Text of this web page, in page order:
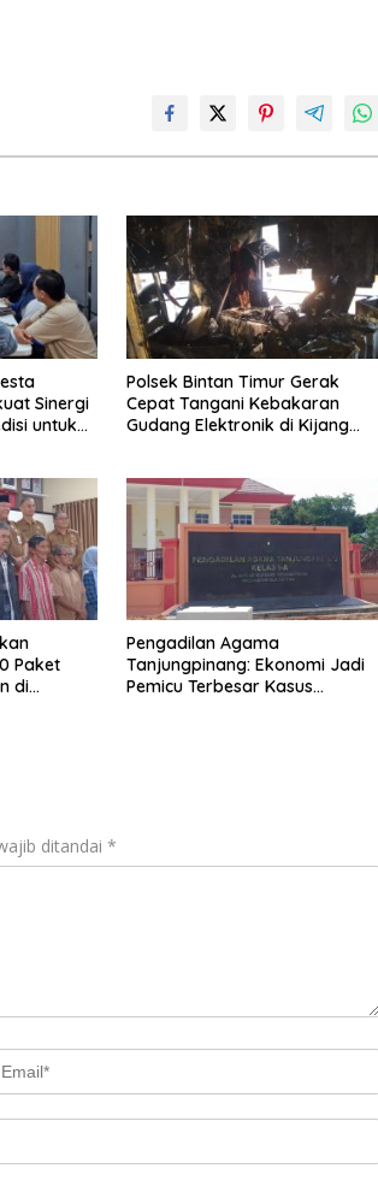
Sinergi
untuk
Polsek Bintan Timur Gerak
Cepat Tangani Kebakaran
Gudang Elektronik di Kijang
Paket
di
Pengadilan Agama
Tanjungpinang: Ekonomi Jadi
Pemicu Terbesar Kasus
ditandai *